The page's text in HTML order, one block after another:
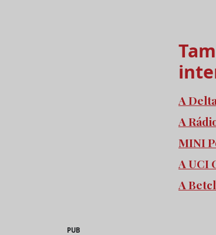
A
A
MINI
A UCI
A
PUB